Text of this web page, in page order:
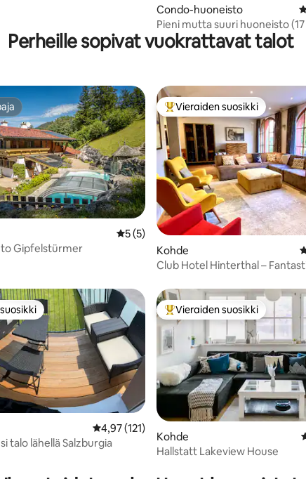
5, 150 arvostelua Condo-huoneisto
Pieni mutta suuri huoneisto (17
Perheille sopivat vuokrattavat talot
5, 103 arvostelua Keskimääräinen arvio 5/5, 5 arvostelua
5 (5)
Gipfelstürmer
Vieraiden suosikkien
Vieraiden suosikki
Kohde
Club Hotel Hinterthal –
5, 100 arvostelua
Keskimääräinen arvio 4,97/5, 121 arvostelua
4,97 (121)
talo lähellä Salzburgia
Vieraiden suosikkien
Vieraiden suosikki
Kohde
Hallstatt Lakeview House